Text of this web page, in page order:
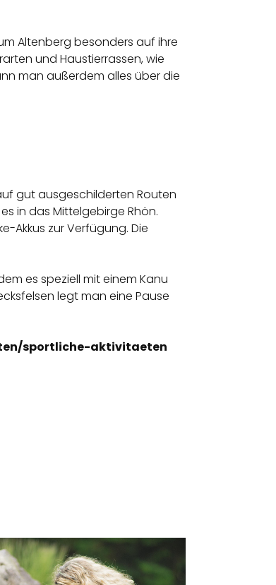
Altenberg besonders auf ihre
und Haustierrassen, wie
man außerdem alles über die
gut ausgeschilderten Routen
in das Mittelgebirge Rhön.
Akkus zur Verfügung. Die
es speziell mit einem Kanu
legt man eine Pause
sportliche-aktivitaeten